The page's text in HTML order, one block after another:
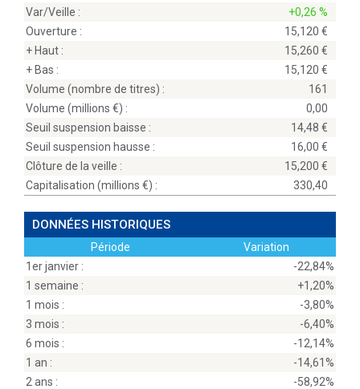
Var/Veille :
+0,26 %
Ouverture :
15,120
+ Haut :
15,260
+ Bas :
15,120
Volume (nombre de titres) :
161
Volume (millions
) :
0,00
Seuil suspension baisse :
14,48
Seuil suspension hausse :
16,00
Clôture de la veille :
15,200
Capitalisation (millions
) : 330,40
DONNÉES HISTORIQUES
Période
Variation
1er janvier :
-22,84%
1 semaine :
+1,20%
1 mois :
-3,80%
3 mois :
-6,40%
6 mois :
-12,14%
1 an :
-14,61%
2 ans :
-58,92%